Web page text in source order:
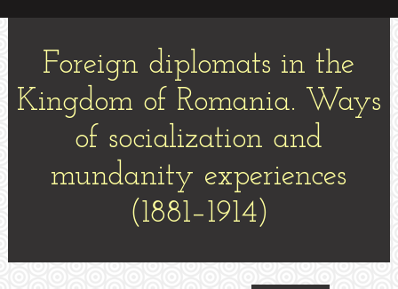
Foreign diplomats in the
Kingdom of Romania. Ways
of socialization and
mundanity experiences
(1881–1914)